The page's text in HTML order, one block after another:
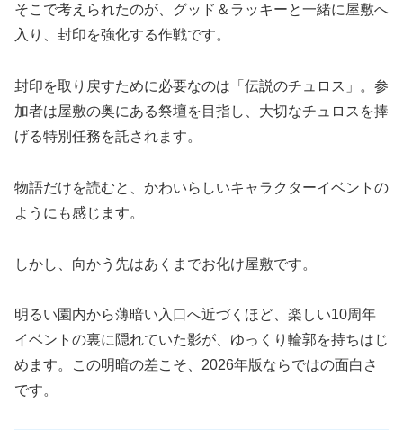
そこで考えられたのが、グッド＆ラッキーと一緒に屋敷へ
入り、封印を強化する作戦です。
封印を取り戻すために必要なのは「伝説のチュロス」。参
加者は屋敷の奥にある祭壇を目指し、大切なチュロスを捧
げる特別任務を託されます。
物語だけを読むと、かわいらしいキャラクターイベントの
ようにも感じます。
しかし、向かう先はあくまでお化け屋敷です。
明るい園内から薄暗い入口へ近づくほど、楽しい10周年
イベントの裏に隠れていた影が、ゆっくり輪郭を持ちはじ
めます。この明暗の差こそ、2026年版ならではの面白さ
です。